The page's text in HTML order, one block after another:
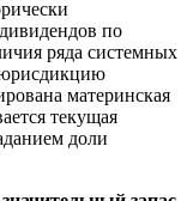
по
ряда системных
юрисдикцию
материнская
текущая
доли